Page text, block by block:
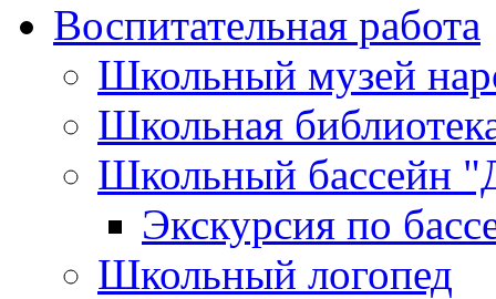
Воспитательная работа
Школьный музей
Школьная
Школьный бассейн
Экскурсия по
Школьный логопед